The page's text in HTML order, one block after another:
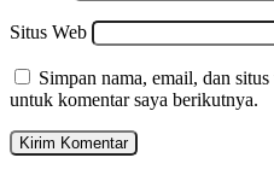
Situs Web
Simpan nama, email, dan
untuk komentar saya berikutnya.